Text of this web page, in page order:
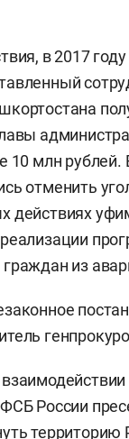
в 2017
10 млн рублей.
отменить
действиях
из
России
территорию